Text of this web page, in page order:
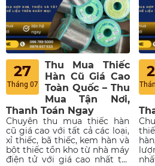
27
Tháng 07
Thu Mua Thiếc
Hàn Cũ Giá Cao
Toàn Quốc – Thu
Mua Tận Nơi,
Thanh Toán Ngay
Chuyên thu mua thiếc hàn
cũ giá cao với tất cả các loại,
xỉ thiếc, bã thiếc, kem hàn và
bột thiếc tồn kho từ nhà máy
điện tử với giá cao nhất thị